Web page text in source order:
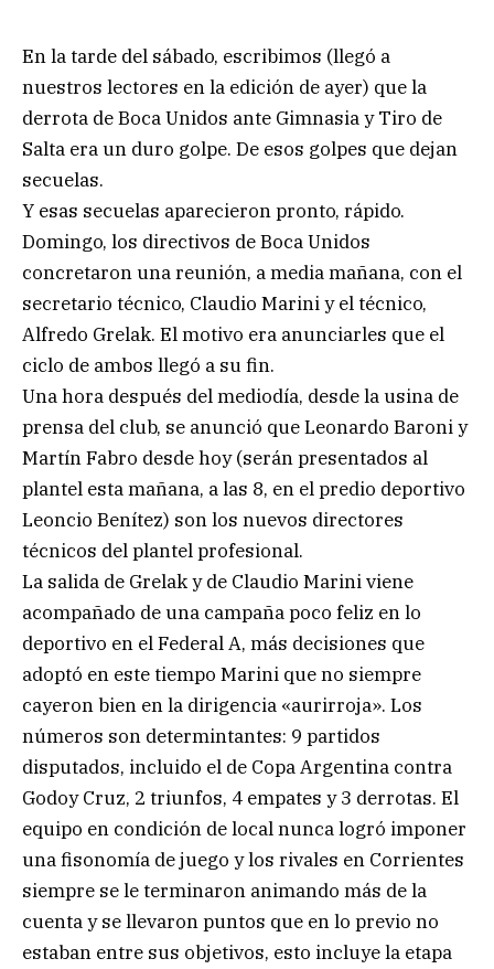
En la tarde del sábado, escribimos (llegó a
nuestros lectores en la edición de ayer) que la
derrota de Boca Unidos ante Gimnasia y Tiro de
Salta era un duro golpe. De esos golpes que dejan
secuelas.
Y esas secuelas aparecieron pronto, rápido.
Domingo, los directivos de Boca Unidos
concretaron una reunión, a media mañana, con el
secretario técnico, Claudio Marini y el técnico,
Alfredo Grelak. El motivo era anunciarles que el
ciclo de ambos llegó a su fin.
Una hora después del mediodía, desde la usina de
prensa del club, se anunció que Leonardo Baroni y
Martín Fabro desde hoy (serán presentados al
plantel esta mañana, a las 8, en el predio deportivo
Leoncio Benítez) son los nuevos directores
técnicos del plantel profesional.
La salida de Grelak y de Claudio Marini viene
acompañado de una campaña poco feliz en lo
deportivo en el Federal A, más decisiones que
adoptó en este tiempo Marini que no siempre
cayeron bien en la dirigencia «aurirroja». Los
números son determintantes: 9 partidos
disputados, incluido el de Copa Argentina contra
Godoy Cruz, 2 triunfos, 4 empates y 3 derrotas. El
equipo en condición de local nunca logró imponer
una fisonomía de juego y los rivales en Corrientes
siempre se le terminaron animando más de la
cuenta y se llevaron puntos que en lo previo no
estaban entre sus objetivos, esto incluye la etapa